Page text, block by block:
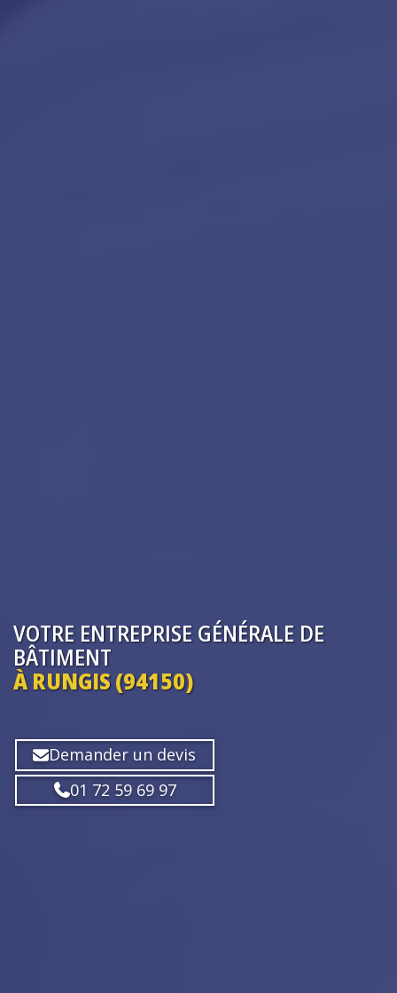
VOTRE ENTREPRISE GÉNÉRALE DE
BÂTIMENT
À RUNGIS (94150)
Demander un devis
01 72 59 69 97